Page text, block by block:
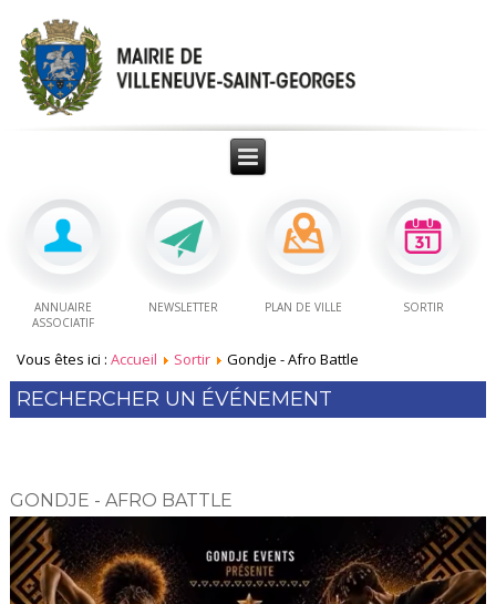
ANNUAIRE
ASSOCIATIF
NEWSLETTER PLAN DE VILLE SORTIR
Vous êtes ici :Accueil Sortir Gondje - Afro Battle
RECHERCHER UN ÉVÉNEMENT
GONDJE - AFRO BATTLE